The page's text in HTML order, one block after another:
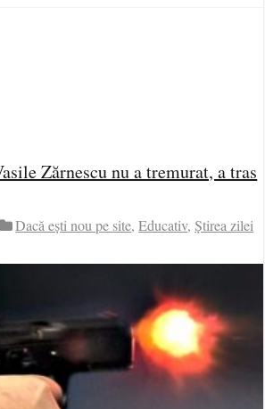
Zărnescu nu a tremurat, a tras
Dacă ești nou pe site,Educativ,Știrea zilei